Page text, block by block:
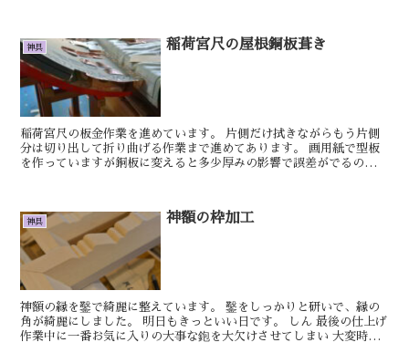
神具 稲荷宮尺の屋根銅板葺き
稲荷宮尺の板金作業を進めています。 片側だけ拭きながらもう片側
分は切り出して折り曲げる作業まで進めてあります。 画用紙で型板
を作っていますが銅板に変えると多少厚みの影響で誤差がでるので
神具 神額の枠加工
神額の縁を鑿で綺麗に整えています。 鑿をしっかりと研いで、縁の
角が綺麗にしました。 明日もきっといい日です。 しん 最後の仕上げ
作業中に一番お気に入りの大事な鉋を大欠けさせてしまい 大変時間